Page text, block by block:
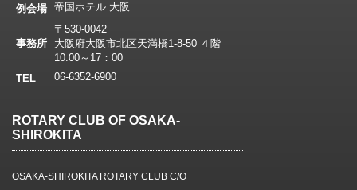
例会場 帝国ホテル 大阪
事務所
〒530-0042
大阪府大阪市北区天満橋1-8-50 ４階
10:00～17：00
TEL
06-6352-6900
ROTARY CLUB OF OSAKA-
SHIROKITA
OSAKA-SHIROKITA ROTARY CLUB C/O